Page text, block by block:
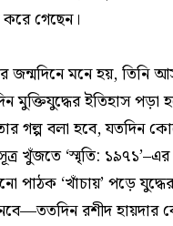
গেছেন।
জন্মদিনে মনে হয়, তিনি
মুক্তিযুদ্ধের ইতিহাস পড়া
গল্প বলা হবে, যতদিন
খুঁজতে ‘স্মৃতি: ১৯৭১’–এর
পাঠক ‘খাঁচায়’ পড়ে
রশীদ হায়দার